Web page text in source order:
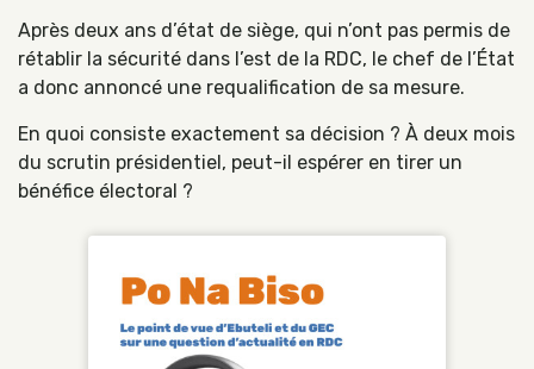
Après deux ans d’état de siège, qui n’ont pas permis de
rétablir la sécurité dans l’est de la RDC, le chef de l’État
a donc annoncé une requalification de sa mesure.
En quoi consiste exactement sa décision ? À deux mois
du scrutin présidentiel, peut-il espérer en tirer un
bénéfice électoral ?